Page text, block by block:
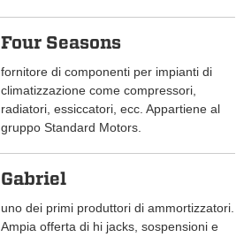
Four Seasons
fornitore di componenti per impianti di
climatizzazione come compressori,
radiatori, essiccatori, ecc. Appartiene al
gruppo Standard Motors.
Gabriel
uno dei primi produttori di ammortizzatori.
Ampia offerta di hi jacks, sospensioni e